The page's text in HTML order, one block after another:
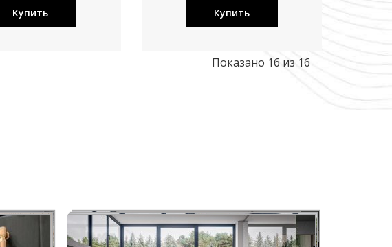
Купить Купить
Показано 16 из 16